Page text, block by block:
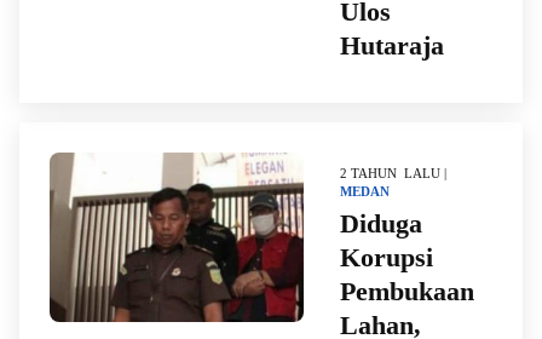
Ulos
Hutaraja
2 TAHUN LALU |
MEDAN
Diduga
Korupsi
Pembukaan
Lahan,